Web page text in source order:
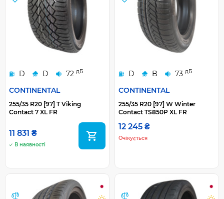
D D 72 дБ
CONTINENTAL
255/35 R20 [97] T Viking
Contact 7 XL FR
11 831 ₴
В наявності
D B 73 дБ
CONTINENTAL
255/35 R20 [97] W Winter
Contact TS850P XL FR
12 245 ₴
Очікується